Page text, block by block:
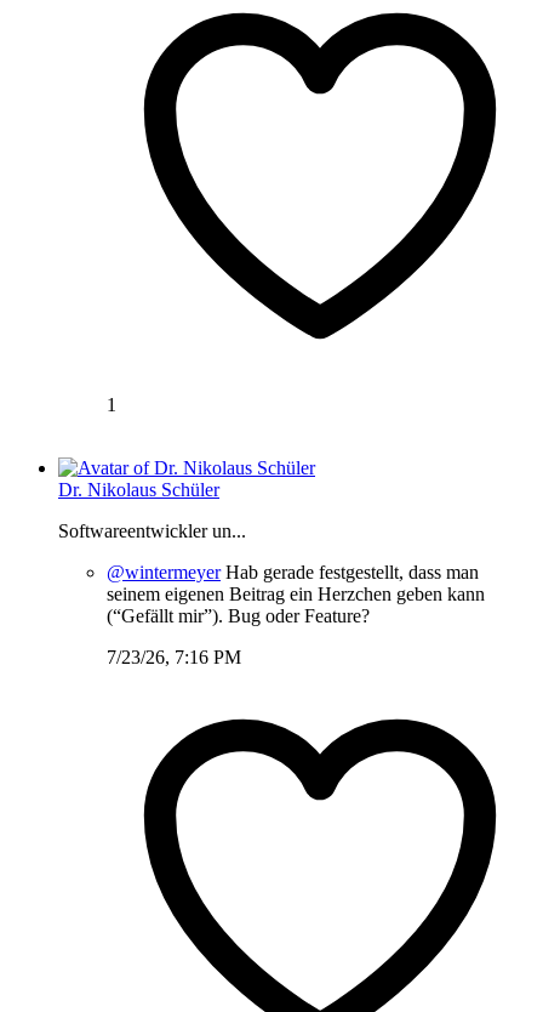
1
Dr. Nikolaus Schüler
Softwareentwickler un...
@wintermeyerHab gerade festgestellt, dass man
seinem eigenen Beitrag ein Herzchen geben kann
(“Gefällt mir”). Bug oder Feature?
7/23/26, 7:16 PM